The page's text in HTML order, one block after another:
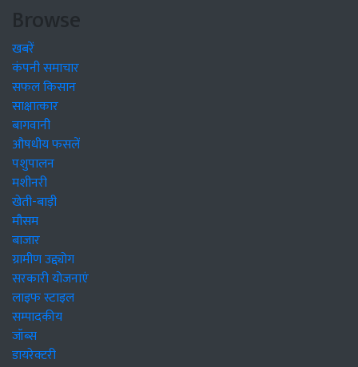
Browse
खबरें
कंपनी समाचार
सफल किसान
साक्षात्कार
बागवानी
औषधीय फसलें
पशुपालन
मशीनरी
खेती-बाड़ी
मौसम
बाजार
ग्रामीण उद्द्योग
सरकारी योजनाएं
लाइफ स्टाइल
सम्पादकीय
जॉब्स
डायरेक्टरी